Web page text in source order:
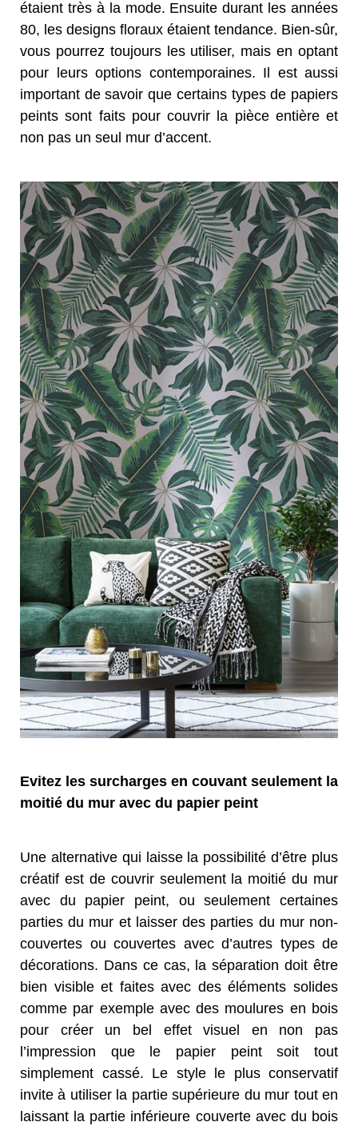
étaient très à la mode. Ensuite durant les années
80, les designs floraux étaient tendance. Bien-sûr,
vous pourrez toujours les utiliser, mais en optant
pour leurs options contemporaines. Il est aussi
important de savoir que certains types de papiers
peints sont faits pour couvrir la pièce entière et
non pas un seul mur d’accent.
Evitez les surcharges en couvant seulement la
moitié du mur avec du papier peint
Une alternative qui laisse la possibilité d’être plus
créatif est de couvrir seulement la moitié du mur
avec du papier peint, ou seulement certaines
parties du mur et laisser des parties du mur non-
couvertes ou couvertes avec d’autres types de
décorations. Dans ce cas, la séparation doit être
bien visible et faites avec des éléments solides
comme par exemple avec des moulures en bois
pour créer un bel effet visuel en non pas
l’impression que le papier peint soit tout
simplement cassé. Le style le plus conservatif
invite à utiliser la partie supérieure du mur tout en
laissant la partie inférieure couverte avec du bois